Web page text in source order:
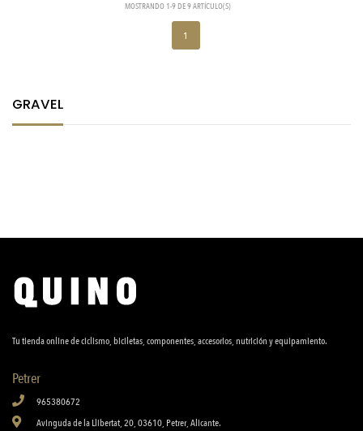
GRAVEL
MOSTRANDO 1-9 DE 9 ARTÍCULO(S)
1
Tu tienda online de ciclismo, biciletas, componentes, accesorios, nutrición y equipamiento.
Petrer
965380672
Avinguda de la Llibertat, 20, 03610, Petrer, Alicante.